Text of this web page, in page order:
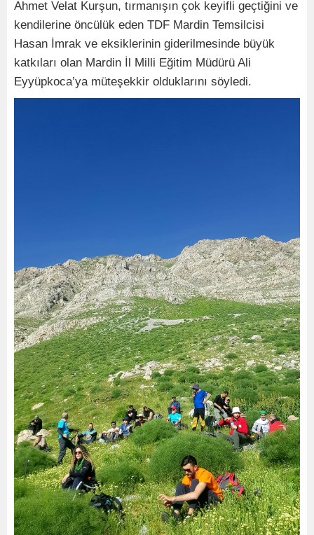
Ahmet Velat Kurşun, tırmanışın çok keyifli geçtiğini ve
kendilerine öncülük eden TDF Mardin Temsilcisi
Hasan İmrak ve eksiklerinin giderilmesinde büyük
katkıları olan Mardin İl Milli Eğitim Müdürü Ali
Eyyüpkoca’ya müteşekkir olduklarını söyledi.